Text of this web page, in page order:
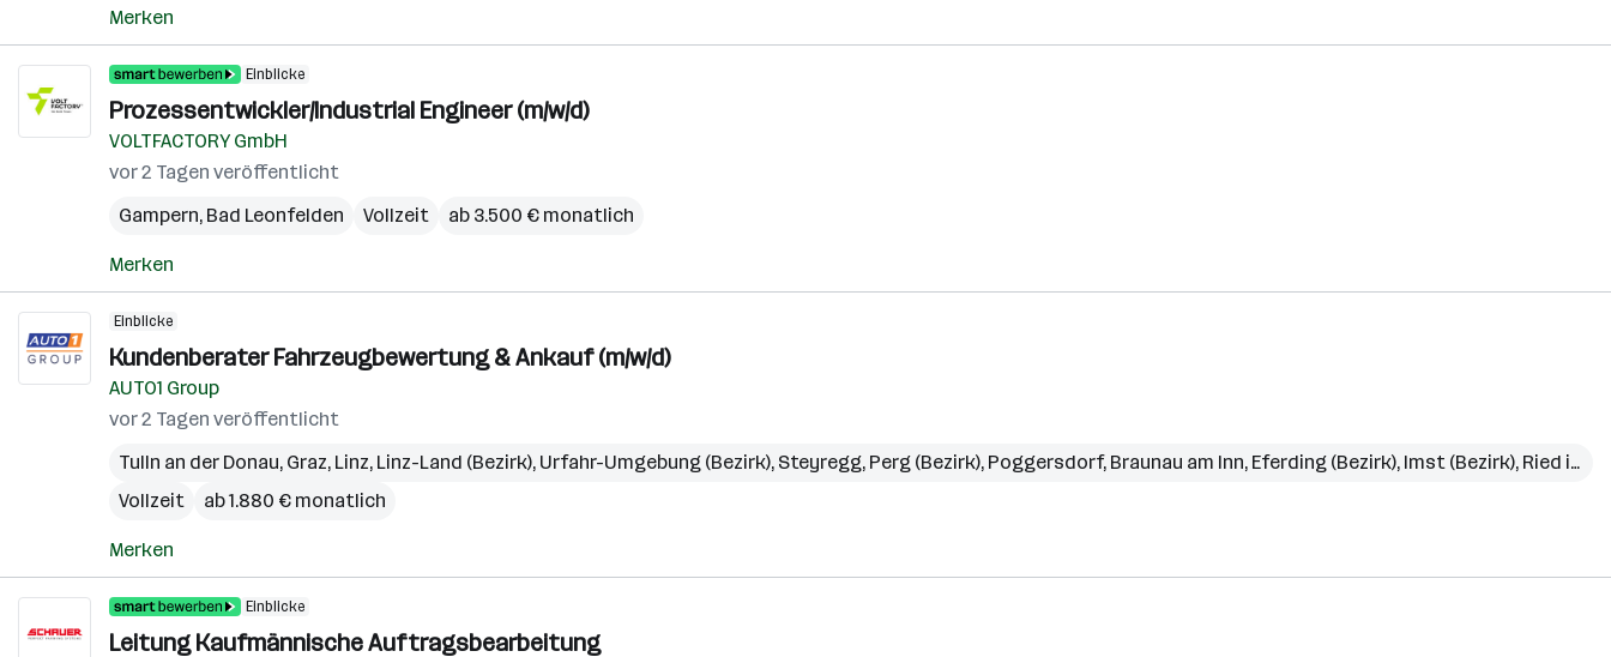
Merken
Einblicke
Prozessentwickler/Industrial Engineer (m/w/d)
VOLTFACTORY GmbH
vor 2 Tagen veröffentlicht
Gampern, Bad Leonfelden Vollzeit ab 3.500 € monatlich
Merken
Einblicke
Kundenberater Fahrzeugbewertung & Ankauf (m/w/d)
AUTO1 Group
vor 2 Tagen veröffentlicht
Tulln an der Donau, Graz, Linz, Linz-Land (Bezirk), Urfahr-Umgebung (Bezirk), Steyregg, Perg (Bezirk), Poggersdorf, Braunau am Inn, Eferding (Bezirk), Imst (Bezirk), Ried im Innkreis
Vollzeit
ab 1.880 € monatlich
Merken
Einblicke
Leitung Kaufmännische Auftragsbearbeitung